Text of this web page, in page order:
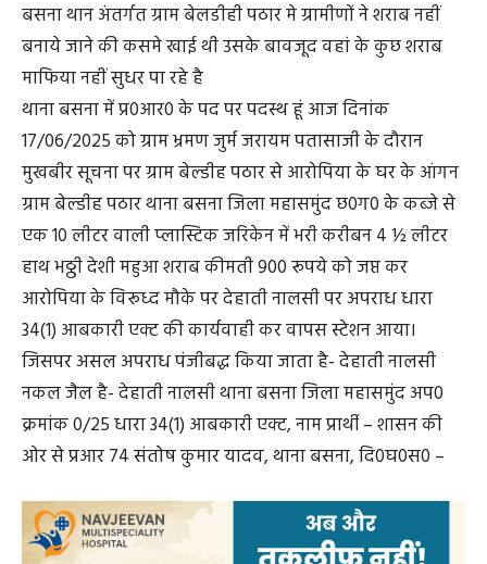
बसना थान अंतर्गत ग्राम बेलडीही पठार मे ग्रामीणों ने शराब नहीं
बनाये जाने की कसमे खाई थी उसके बावजूद वहां के कुछ शराब
माफिया नहीं सुधर पा रहे है
थाना बसना में प्र0आर0 के पद पर पदस्थ हूं आज दिनांक
17/06/2025 को ग्राम भ्रमण जुर्म जरायम पतासाजी के दौरान
मुखबीर सूचना पर ग्राम बेल्डीह पठार से आरोपिया के घर के आंगन
ग्राम बेल्डीह पठार थाना बसना जिला महासमुंद छ0ग0 के कब्जे से
एक 10 लीटर वाली प्लास्टिक जरिकेन में भरी करीबन 4 ½ लीटर
हाथ भठ्ठी देशी महुआ शराब कीमती 900 रूपये को जप्त कर
आरोपिया के विरूध्द मौके पर देहाती नालसी पर अपराध धारा
34(1) आबकारी एक्ट की कार्यवाही कर वापस स्टेशन आया।
जिसपर असल अपराध पंजीबद्ध किया जाता है- देहाती नालसी
नकल जैल है- देहाती नालसी थाना बसना जिला महासमुंद अप0
क्रमांक 0/25 धारा 34(1) आबकारी एक्ट, नाम प्रार्थी – शासन की
ओर से प्रआर 74 संतोष कुमार यादव, थाना बसना, दि0घ0स0 –